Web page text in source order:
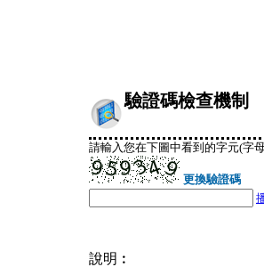
驗證碼檢查機制
請輸入您在下圖中看到的字元(字
更換驗證碼
說明︰